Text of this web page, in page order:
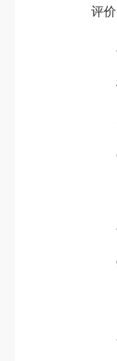
评价
二
4.
5.
6.
7.
8.
9.
三